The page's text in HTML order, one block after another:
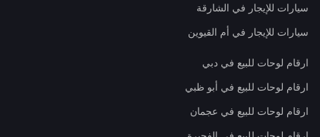
سيارات للإيجار في الشارقة
سيارات للإيجار في أم القيوين
ارقام لوحات للبيع في دبي
ارقام لوحات للبيع في أبو ظبي
ارقام لوحات للبيع في عجمان